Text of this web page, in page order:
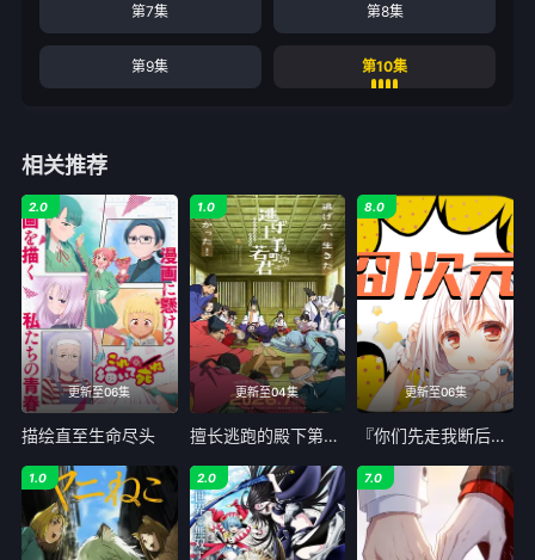
第7集 第8集
第9集 第10集
相关推荐
更新至06集
2.0
描绘直至生命尽头
更新至04集
1.0
擅长逃跑的殿下第二季
更新至06集
8.0
『你们先走我断后』，于是10年后我成为了传说
1.0 2.0 7.0